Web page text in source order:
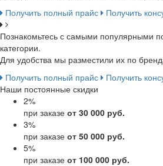
Получить полный прайс
Получить
Познакомьтесь с самыми популярными
категории.
Для удобства мы разместили их по
Получить полный прайс
Получить
Наши постоянные скидки
2%
при заказе от 30 000 руб.
3%
при заказе от 50 000 руб.
5%
при заказе от 100 000 руб.